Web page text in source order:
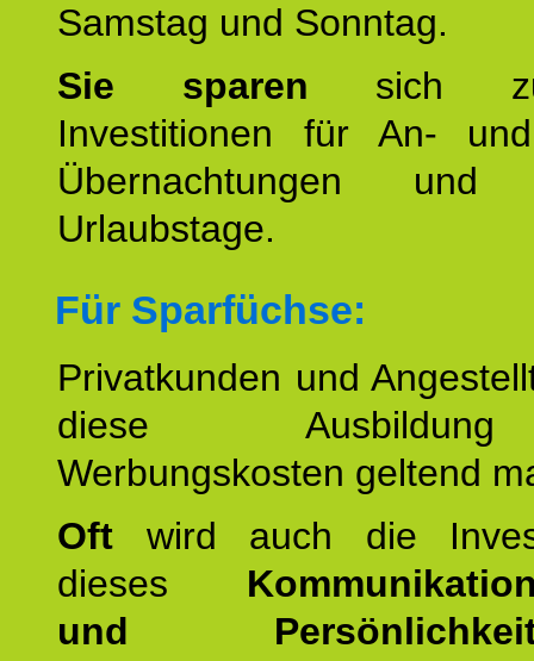
Samstag und Sonntag.
Sie sparen sich
Investitionen für An-
Übernachtungen und
Urlaubstage.
Für Sparfüchse:
Privatkunden und
diese
Werbungskosten geltend
Oft wird auch die
dieses
und